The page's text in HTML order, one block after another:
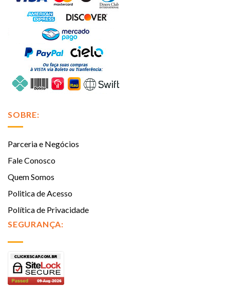
SOBRE:
Parceria e Negócios
Fale Conosco
Quem Somos
Politica de Acesso
Política de Privacidade
SEGURANÇA: